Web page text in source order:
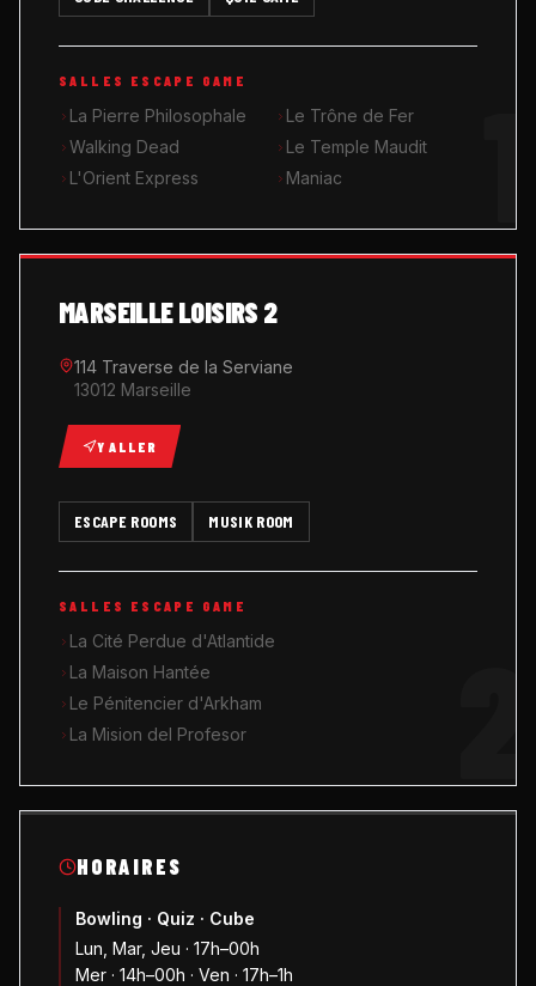
MUSIK ROOM KARAOKÉ
QUIZ GAME
SALLES ESCAPE GAME
La Pierre Philosophale
Le Trône de Fer
Walking Dead
Le Temple Maudit
L'Orient Express
Maniac
HORAIRES
Bowling · Quiz · Cube
Lun, Mar, Jeu · 17h–00h
Mer · 14h–00h · Ven · 17h–1h
MARSEILLE LOISIRS 2
114 Traverse de la Serviane
13012 Marseille
Y ALLER
ESCAPE ROOMS MUSIK ROOM
SALLES ESCAPE GAME
La Cité Perdue d'Atlantide
La Maison Hantée
Le Pénitencier d'Arkham
La Mision del Profesor